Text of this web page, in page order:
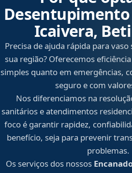
Desentupimento
Icaivera,
Precisa de ajuda rápida para
sua região? Oferecemos
simples quanto em emergências,
seguro e com
Nos diferenciamos na
sanitários e atendimentos
foco é garantir rapidez,
benefício, seja para prevenir
problemas.
Os serviços dos nossos